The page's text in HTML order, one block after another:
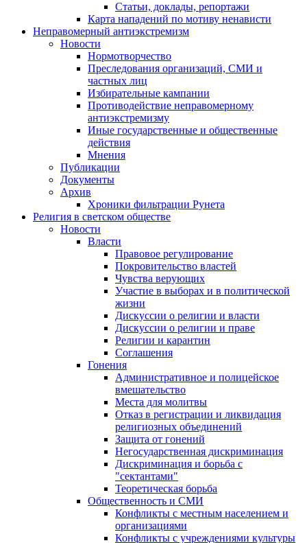
Статьи, доклады, репортажи
Карта нападений по мотиву ненависти
Неправомерный антиэкстремизм
Новости
Нормотворчество
Преследования организаций, СМИ и
частных лиц
Избирательные кампании
Противодействие неправомерному
антиэкстремизму
Иные государственные и общественные
действия
Мнения
Публикации
Документы
Архив
Хроники фильтрации Рунета
Религия в светском обществе
Новости
Власти
Правовое регулирование
Покровительство властей
Чувства верующих
Участие в выборах и в политической
жизни
Дискуссии о религии и власти
Дискуссии о религии и праве
Религии и карантин
Соглашения
Гонения
Административное и полицейское
вмешательство
Места для молитвы
Отказ в регистрации и ликвидация
религиозных объединений
Защита от гонений
Негосударственная дискриминация
Дискриминация и борьба с
"сектантами"
Теоретическая борьба
Общественность и СМИ
Конфликты с местным населением и
организациями
Конфликты с учреждениями культуры